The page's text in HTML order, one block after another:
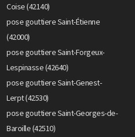
Coise (42140)
pose gouttiere Saint-Étienne
(42000)
pose gouttiere Saint-Forgeux-
Lespinasse (42640)
pose gouttiere Saint-Genest-
Lerpt (42530)
pose gouttiere Saint-Georges-de-
Baroille (42510)